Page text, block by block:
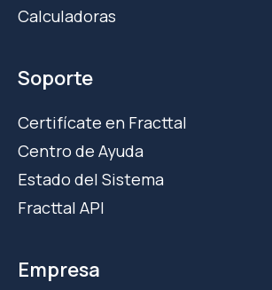
Calculadoras
Soporte
Certifícate en Fracttal
Centro de Ayuda
Estado del Sistema
Fracttal API
Empresa